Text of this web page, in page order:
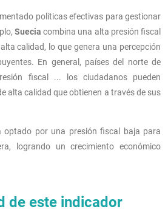
políticas efectivas para gestionar
Suecia combina una alta presión fiscal
calidad, lo que genera una percepción
En general, países del norte de
fiscal ... los ciudadanos pueden
alta calidad que obtienen a través de sus
optado por una presión fiscal baja para
logrando un crecimiento económico
de este indicador